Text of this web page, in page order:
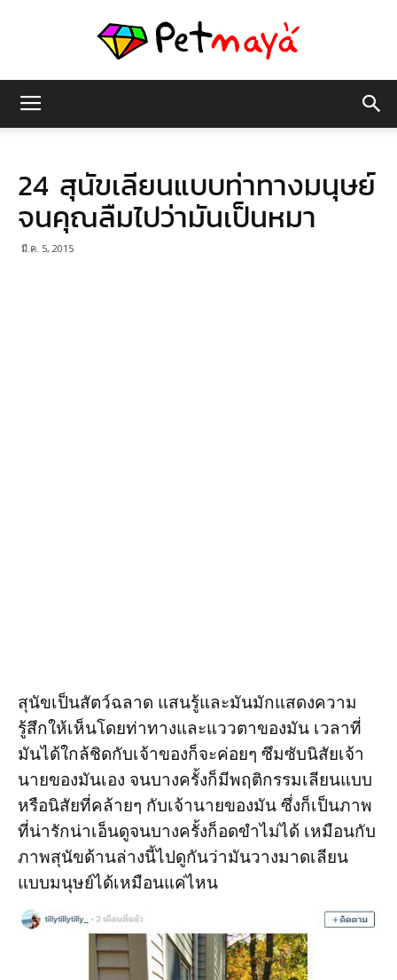
มายา
24 สุนัขเลียนแบบท่าทางมนุษย์
จนคุณลืมไปว่ามันเป็นหมา
มี.ค. 5, 2015
สุนัขเป็นสัตว์ฉลาด แสนรู้และมันมักแสดงความ
รู้สึกให้เห็นโดยท่าทางและแววตาของมัน เวลาที่
มันได้ใกล้ชิดกับเจ้าของก็จะค่อยๆ ซึมซับนิสัยเจ้า
นายของมันเอง จนบางครั้งก็มีพฤติกรรมเลียนแบบ
หรือนิสัยที่คล้ายๆ กับเจ้านายของมัน ซึ่งก็เป็นภาพ
ที่น่ารักน่าเอ็นดูจนบางครั้งก็อดขำไม่ได้ เหมือนกับ
ภาพสุนัขด้านล่างนี้ไปดูกันว่ามันวางมาดเลียน
แบบมนุษย์ได้เหมือนแค่ไหน